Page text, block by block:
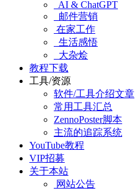
AI & ChatGPT
邮件营销
在家工作
生活感悟
大杂烩
教程下载
工具/资源
软件/工具介绍文章
常用工具汇总
ZennoPoster脚本
主流的追踪系统
YouTube教程
VIP招募
关于本站
网站公告